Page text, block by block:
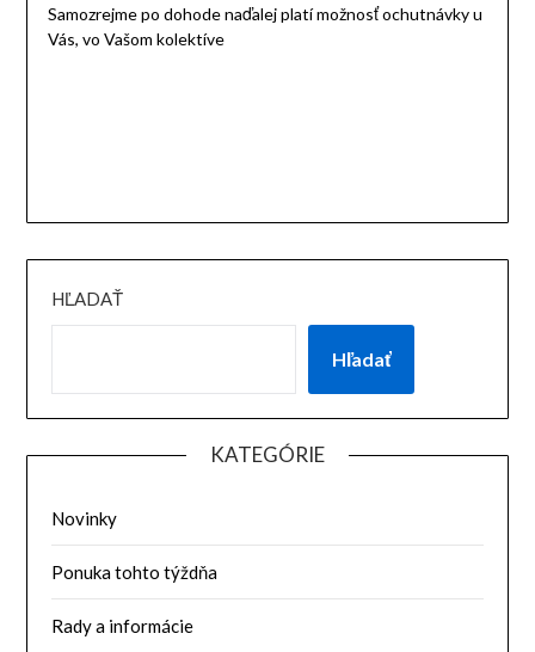
Samozrejme po dohode naďalej platí možnosť ochutnávky u
Vás, vo Vašom kolektíve
HĽADAŤ
Hľadať
KATEGÓRIE
Novinky
Ponuka tohto týždňa
Rady a informácie